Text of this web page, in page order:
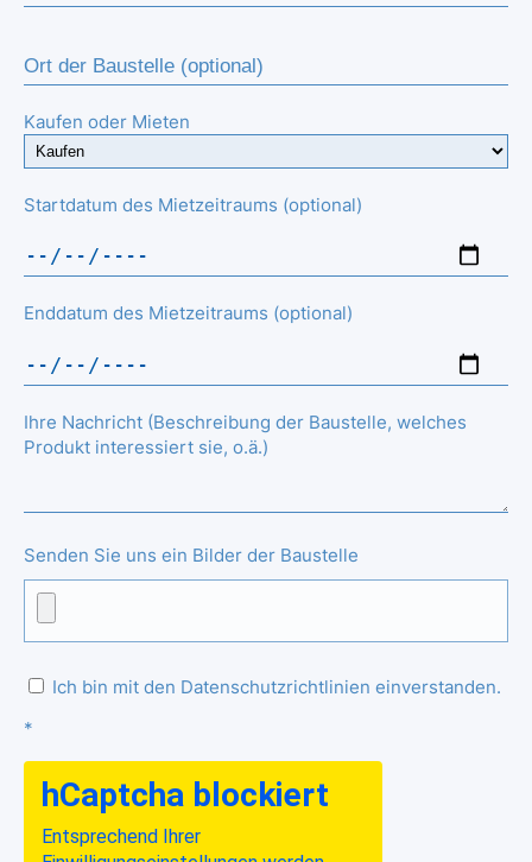
Kaufen oder Mieten
Startdatum des Mietzeitraums (optional)
Enddatum des Mietzeitraums (optional)
Ihre Nachricht (Beschreibung der Baustelle, welches
Produkt interessiert sie, o.ä.)
Senden Sie uns ein Bilder der Baustelle
Ich bin mit den Datenschutzrichtlinien einverstanden.
*